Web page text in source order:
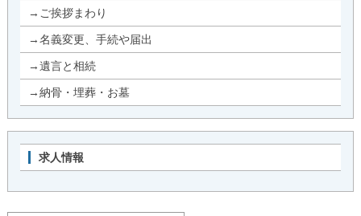
→ご挨拶まわり
→名義変更、手続や届出
→遺言と相続
→納骨・埋葬・お墓
求人情報